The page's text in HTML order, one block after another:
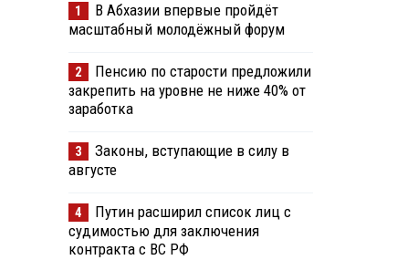
1
В Абхазии впервые пройдёт
масштабный молодёжный форум
2
Пенсию по старости предложили
закрепить на уровне не ниже 40% от
заработка
3
Законы, вступающие в силу в
августе
4
Путин расширил список лиц с
судимостью для заключения
контракта с ВС РФ